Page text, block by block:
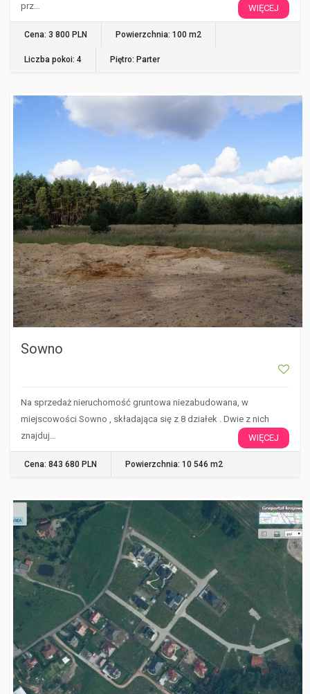
prz…
WIĘCEJ
Cena: 3 800 PLN Powierzchnia: 100 m2
Liczba pokoi: 4 Piętro: Parter
SOWNO
Sowno
Na sprzedaż nieruchomość gruntowa niezabudowana, w
miejscowości Sowno , składająca się z 8 działek . Dwie z nich
znajduj…
WIĘCEJ
Cena: 843 680 PLN Powierzchnia: 10 546 m2
TANOWO